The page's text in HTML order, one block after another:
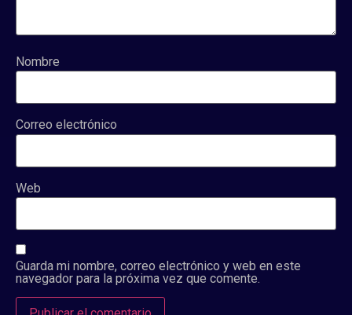
Nombre
Correo electrónico
Web
Guarda mi nombre, correo electrónico y web en este
navegador para la próxima vez que comente.